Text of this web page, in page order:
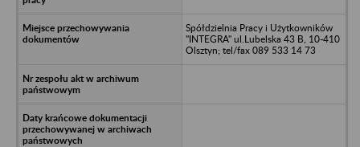
Spółdzielnia Pracy i Użytkowników
"INTEGRA" ul.Lubelska 43 B, 10-410
Olsztyn; tel/fax 089 533 14 73